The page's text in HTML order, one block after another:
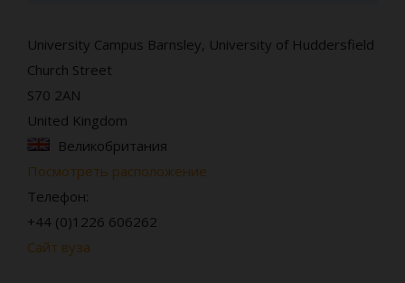
University Campus Barnsley, University of Huddersfield
Church Street
S70 2AN
United Kingdom
Великобритания
Посмотреть расположение
Телефон:
+44 (0)1226 606262
Сайт вуза